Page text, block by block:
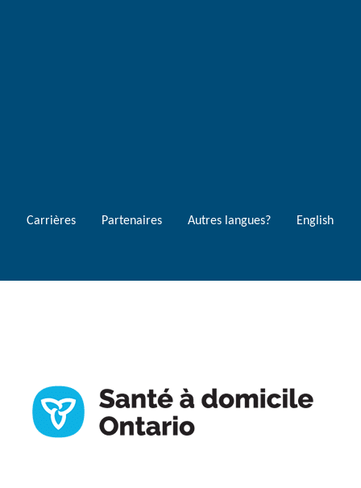
Carrières Partenaires Autres langues? English